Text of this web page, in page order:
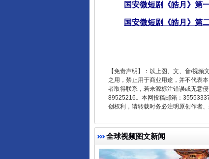
国安微短剧《皓月》第
国安微短剧《皓月》第
【免责声明】：以上图、文、音/视
之用，禁止用于商业用途，并不代表
者取得联系，若来源标注错误或无意
89525216。本网投稿邮箱：
创权利，请转载时务必注明原创作者、
全球视频图文新闻